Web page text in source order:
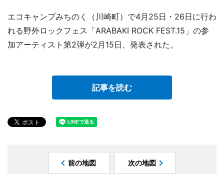
エコキャンプみちのく（川崎町）で4月25日・26日に行わ
れる野外ロックフェス「ARABAKI ROCK FEST.15」の参
加アーティスト第2弾が2月15日、発表された。
記事を読む
前の地図 次の地図